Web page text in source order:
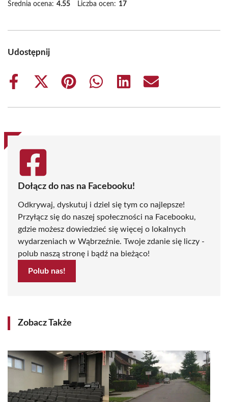
Średnia ocena: 4.55 Liczba ocen: 17
Udostępnij
Share
Share
(Twitter)
Share
Share
Share
Share
Dołącz do nas na Facebooku!
Odkrywaj, dyskutuj i dziel się tym co najlepsze!
Przyłącz się do naszej społeczności na Facebooku,
gdzie możesz dowiedzieć się więcej o lokalnych
wydarzeniach w Wąbrzeźnie. Twoje zdanie się liczy -
polub naszą stronę i bądź na bieżąco!
Polub nas!
Zobacz Także